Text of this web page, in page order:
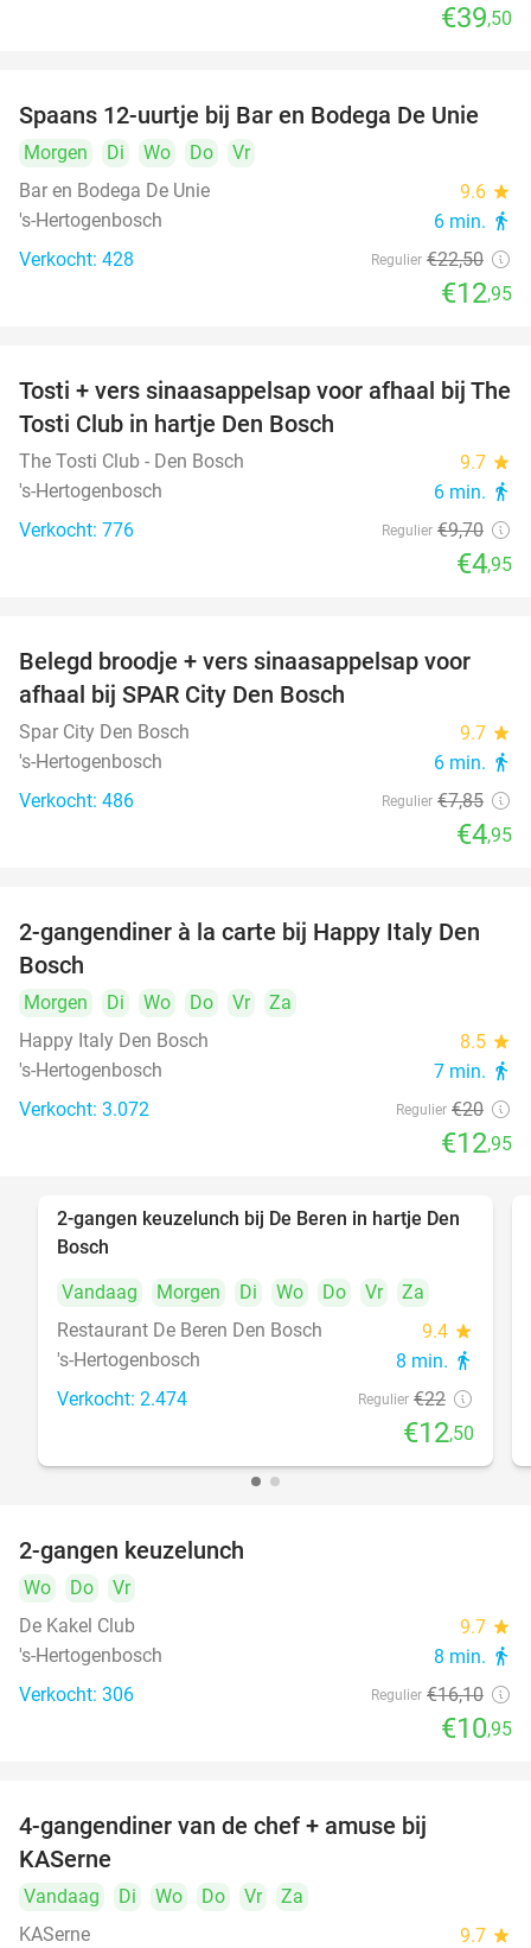
€39,50
42%
Spaans 12-uurtje bij Bar en Bodega De Unie
Morgen Di Wo Do
Vr
Bar en Bodega De Unie
9.6 star
's-Hertogenbosch 6 min. directions_walk
Verkocht: 428 Regulier €22,50
€12,95
49%
Tosti + vers sinaasappelsap voor afhaal bij The
Tosti Club in hartje Den Bosch
The Tosti Club - Den Bosch 9.7 star
's-Hertogenbosch 6 min. directions_walk
Verkocht: 776 Regulier €9,70
€4,95
37%
Belegd broodje + vers sinaasappelsap voor
afhaal bij SPAR City Den Bosch
Spar City Den Bosch 9.7 star
's-Hertogenbosch 6 min. directions_walk
Verkocht: 486 Regulier €7,85
€4,95
35%
2-gangendiner à la carte bij Happy Italy Den
Bosch
Morgen Di Wo Do Vr
Za
Happy Italy Den Bosch
8.5 star
's-Hertogenbosch 7 min. directions_walk
Verkocht: 3.072 Regulier €20
€12,95
43%
2-gangen keuzelunch bij De Beren in hartje Den
Bosch
Vandaag
Morgen Di Wo Do Vr
Za
Restaurant De Beren Den Bosch
9.4 star
's-Hertogenbosch 8 min. directions_walk
Verkocht: 2.474 Regulier €22
€12,50
2-gangen keuzelunch
Wo Do
Vr
De Kakel Club
9.7 star
's-Hertogenbosch 8 min. directions_walk
Verkocht: 306 Regulier €16,10
€10,95
4-gangendiner van de chef + amuse bij
KASerne
Vandaag Di Wo Do Vr
Za
KASerne
9.7 star